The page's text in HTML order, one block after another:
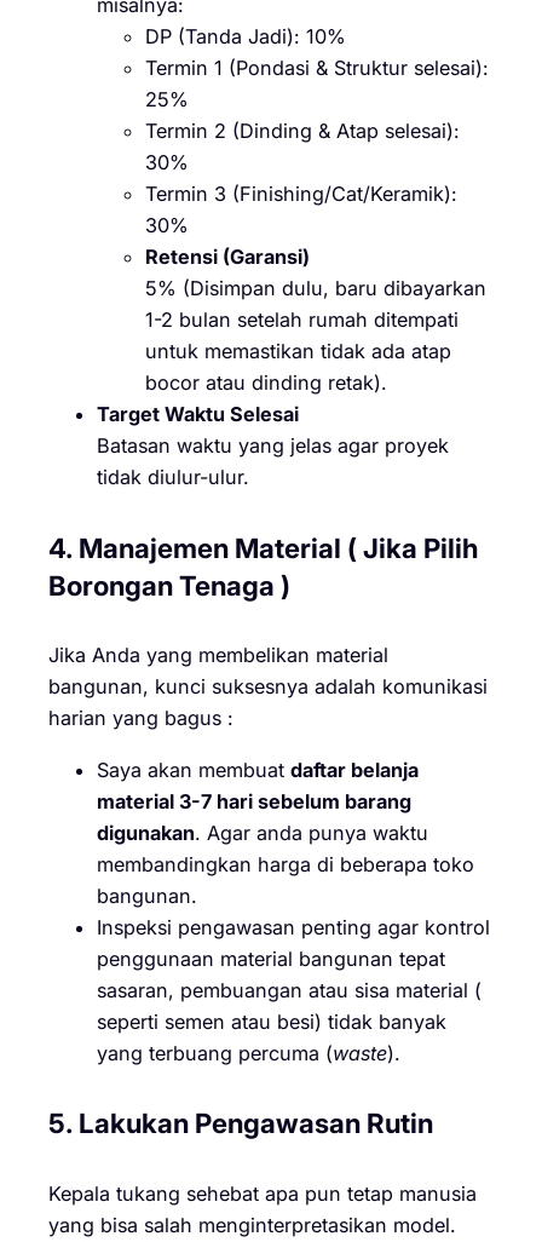
misalnya:
DP (Tanda Jadi): 10%
Termin 1 (Pondasi & Struktur selesai):
25%
Termin 2 (Dinding & Atap selesai):
30%
Termin 3 (Finishing/Cat/Keramik):
30%
Retensi (Garansi)
5% (Disimpan dulu, baru dibayarkan
1-2 bulan setelah rumah ditempati
untuk memastikan tidak ada atap
bocor atau dinding retak).
Target Waktu Selesai
Batasan waktu yang jelas agar proyek
tidak diulur-ulur.
4. Manajemen Material ( Jika Pilih
Borongan Tenaga )
Jika Anda yang membelikan material
bangunan, kunci suksesnya adalah komunikasi
harian yang bagus :
Saya akan membuat daftar belanja
material 3-7 hari sebelum barang
digunakan. Agar anda punya waktu
membandingkan harga di beberapa toko
bangunan.
Inspeksi pengawasan penting agar kontrol
penggunaan material bangunan tepat
sasaran, pembuangan atau sisa material (
seperti semen atau besi) tidak banyak
yang terbuang percuma (waste).
5. Lakukan Pengawasan Rutin
Kepala tukang sehebat apa pun tetap manusia
yang bisa salah menginterpretasikan model.